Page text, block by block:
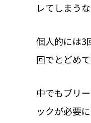
レてしまう
個人的には3
回でとどめ
中でもブリ
ックが必要に